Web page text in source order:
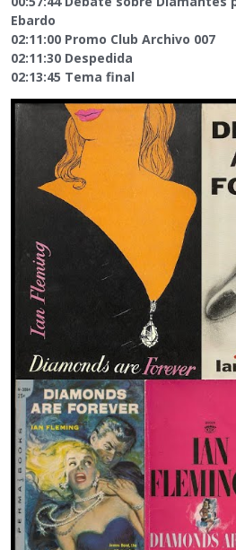
Ebardo
02:11:00 Promo Club Archivo 007
02:11:30 Despedida
02:13:45 Tema final